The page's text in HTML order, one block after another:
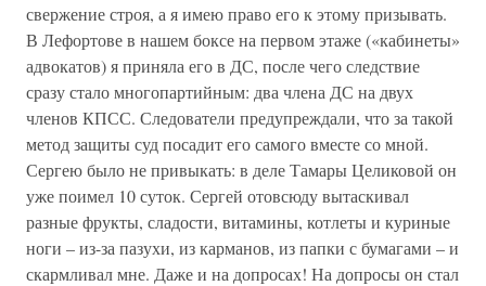
свержение строя, а я имею право его к этому призывать.
В Лефортове в нашем боксе на первом этаже («кабинеты»
адвокатов) я приняла его в ДС, после чего следствие
сразу стало многопартийным: два члена ДС на двух
членов КПСС. Следователи предупреждали, что за такой
метод защиты суд посадит его самого вместе со мной.
Сергею было не привыкать: в деле Тамары Целиковой он
уже поимел 10 суток. Сергей отовсюду вытаскивал
разные фрукты, сладости, витамины, котлеты и куриные
ноги – из-за пазухи, из карманов, из папки с бумагами – и
скармливал мне. Даже и на допросах! На допросы он стал